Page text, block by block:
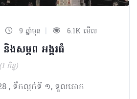
9 ឆ្នាំមុន | 6.1K មើល
ងសម្ភព អង្គរធំ
(1 ពិន្ទុ)
128 , ទឹកល្អក់ទី ១, ទួលគោក